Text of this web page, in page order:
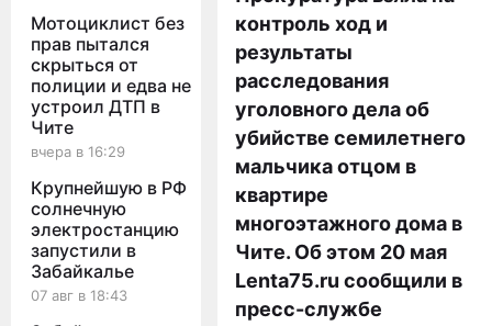
Мотоциклист без
прав пытался
скрыться от
полиции и едва не
устроил ДТП в
Чите
вчера в 16:29
Крупнейшую в РФ
солнечную
электростанцию
запустили в
Забайкалье
07 авг в 18:43
контроль ход и
результаты
расследования
уголовного дела об
убийстве семилетнего
мальчика отцом в
квартире
многоэтажного дома в
Чите. Об этом 20 мая
Lenta75.ru сообщили в
пресс-службе